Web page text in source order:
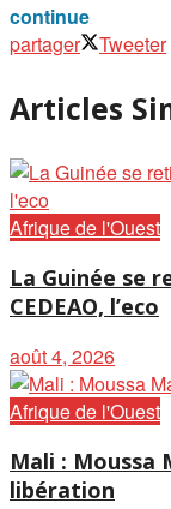
continue
partager
Tweeter
Articles
Afrique de l'Ouest
La Guinée se
CEDEAO, l’eco
août 4, 2026
Afrique de l'Ouest
Mali : Moussa
libération